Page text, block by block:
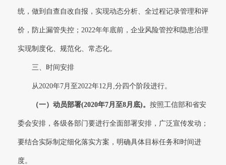
统，做到自查自改自报，实现动态分析、全过程记录管理和评
价，防止漏管失控；2022年年底前，企业风险管控和隐患治理
实现制度化、规范化、常态化。
三、时间安排
从2020年7月至2022年12月,分四个阶段进行。
（一）动员部署(2020年7月至8月底)。 按照工信部和省安
委会安排，各级各部门要进行全面部署安排，广泛宣传发动；
要结合实际制定细化落实方案，明确具体目标任务和时间进
度。